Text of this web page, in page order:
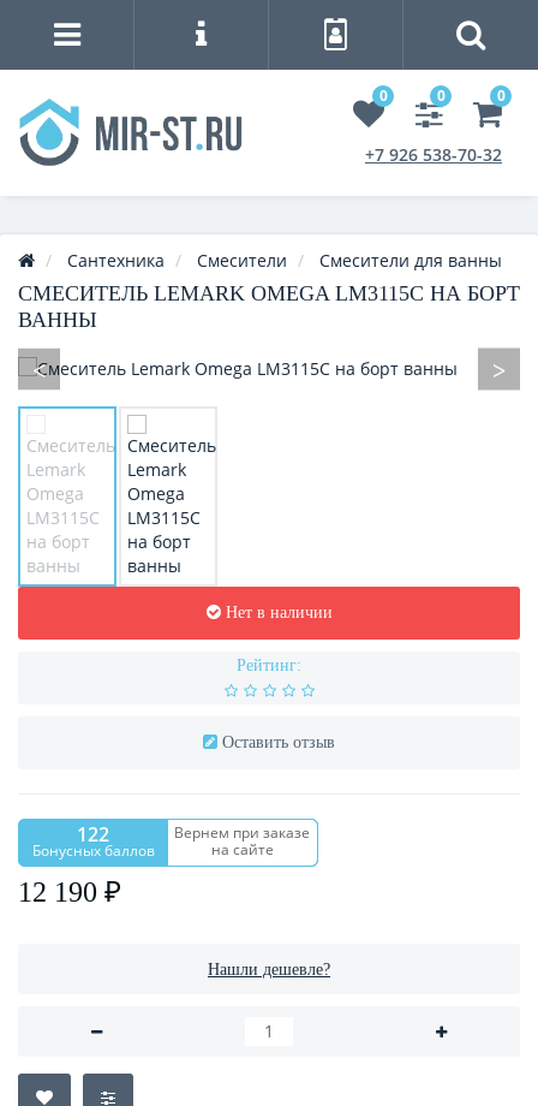
0 0 0
+7 926 538-70-32
Сантехника Смесители Смесители для ванны
СМЕСИТЕЛЬ LEMARK OMEGA LM3115C НА БОРТ
ВАННЫ
Нет в наличии
Рейтинг:
Оставить отзыв
122
Бонусных баллов
Вернем при заказе
на сайте
12 190 ₽
Нашли дешевле?